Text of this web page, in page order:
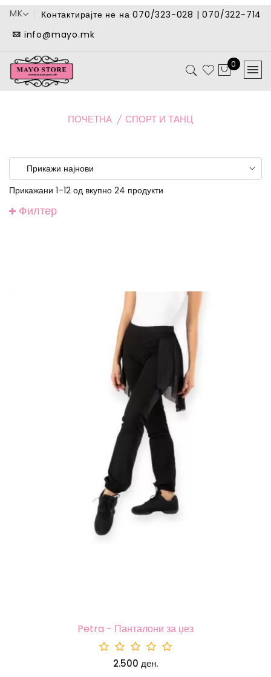
MK
Контактирајте не на 070/323-028 | 070/322-714
info@mayo.mk
0
ПОЧЕТНА СПОРТ И ТАНЦ
Прикажани 1–12 од вкупно 24 продукти
Филтер
Petra - Панталони за џез
2.500 ден.